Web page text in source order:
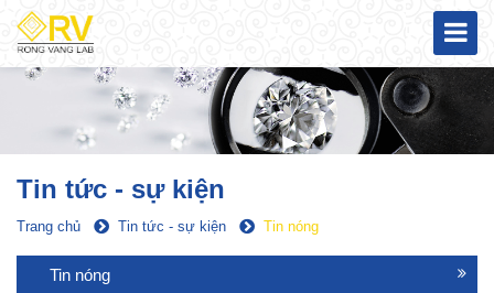
Tin tức - sự kiện
Trang chủ Tin tức - sự kiện Tin nóng
Tin nóng